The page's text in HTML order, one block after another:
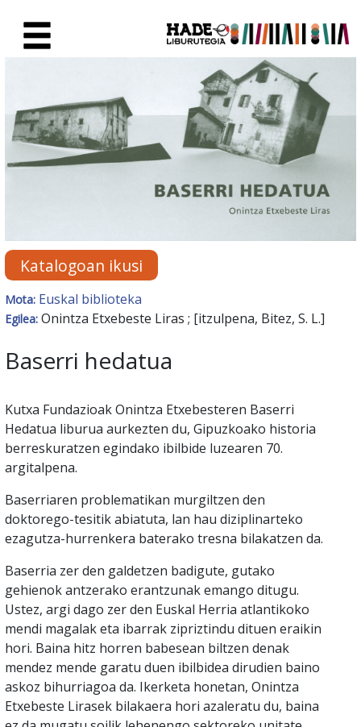
Eskuratu berriak Fitxa -
Katalogoan ikusi
Mota: Euskal biblioteka
Egilea: Onintza Etxebeste Liras ; [itzulpena, Bitez, S. L.]
Baserri hedatua
Kutxa Fundazioak Onintza Etxebesteren Baserri
Hedatua liburua aurkezten du, Gipuzkoako historia
berreskuratzen egindako ibilbide luzearen 70.
argitalpena.
Baserriaren problematikan murgiltzen den
doktorego-tesitik abiatuta, lan hau diziplinarteko
ezagutza-hurrenkera baterako tresna bilakatzen da.
Baserria zer den galdetzen badigute, gutako
gehienok antzerako erantzunak emango ditugu.
Ustez, argi dago zer den Euskal Herria atlantikoko
mendi magalak eta ibarrak zipriztindu dituen eraikin
hori. Baina hitz horren babesean biltzen denak
mendez mende garatu duen ibilbidea dirudien baino
askoz bihurriagoa da. Ikerketa honetan, Onintza
Etxebeste Lirasek bilakaera hori azaleratu du, baina